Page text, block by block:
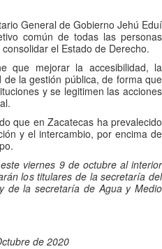
General de Gobierno Jehú Eduí
común de todas las personas
el Estado de Derecho.
que mejorar la accesibilidad, la
la gestión pública, de forma que
y se legitimen las acciones
que en Zacatecas ha prevalecido
y el intercambio, por encima de
viernes 9 de octubre al interior
los titulares de la secretaría del
de la secretaría de Agua y Medio
de 2020